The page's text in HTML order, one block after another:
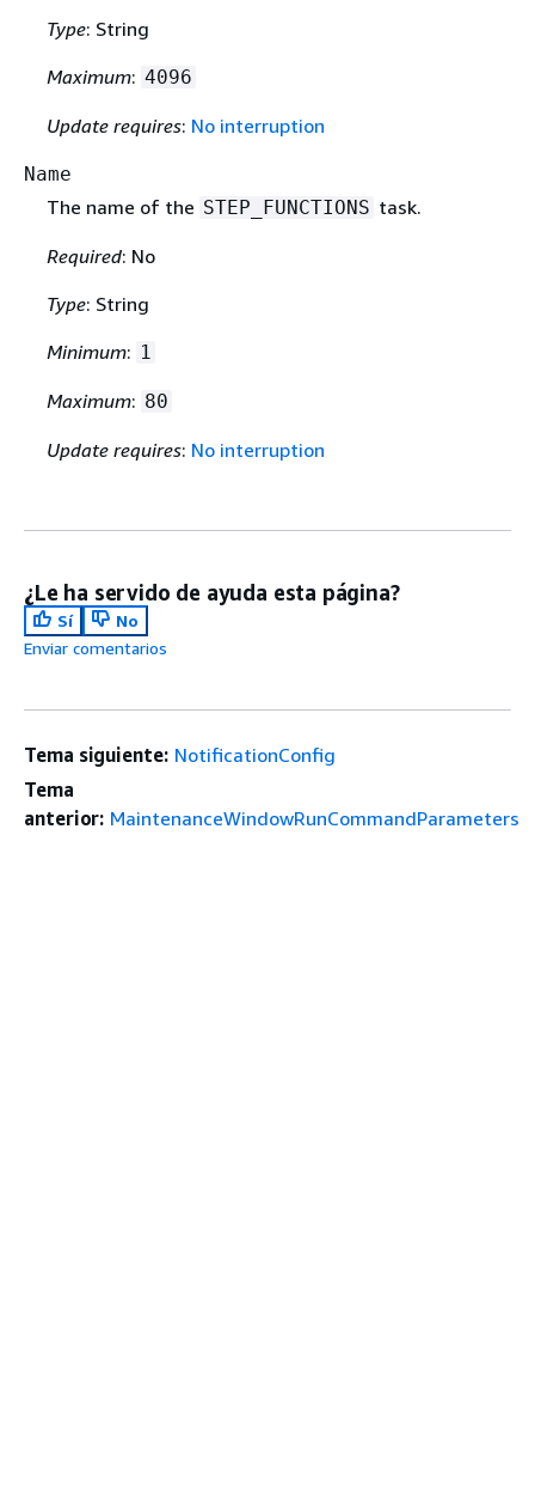
Type: String
Maximum: 4096
Update requires: No interruption
Name
The name of the STEP_FUNCTIONS task.
Required: No
Type: String
Minimum: 1
Maximum: 80
Update requires: No interruption
¿Le ha servido de ayuda esta página?
Sí
No
Enviar comentarios
Tema siguiente: NotificationConfig
Tema
anterior: MaintenanceWindowRunCommandParameters